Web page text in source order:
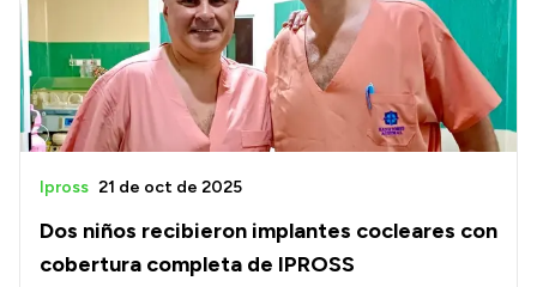
Dos niños recibieron implantes cocleares con
cobertura completa de IPROSS
Ipross 21 de oct de 2025